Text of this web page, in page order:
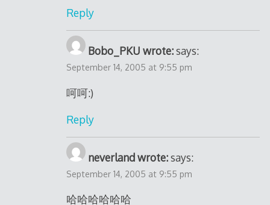
Reply
Bobo_PKU wrote: says:
September 14, 2005 at 9:55 pm
呵呵:)
Reply
neverland wrote: says:
September 14, 2005 at 9:55 pm
哈哈哈哈哈哈